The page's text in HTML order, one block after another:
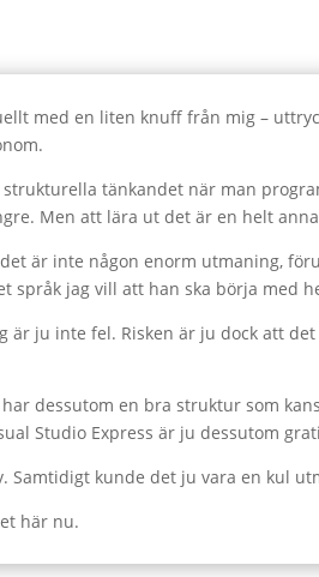
med en liten knuff från mig –
tänkandet när man
Men att lära ut det är en helt
är inte någon enorm utmaning,
språk jag vill att han ska börja med
är ju inte fel. Risken är ju dock att
dessutom en bra struktur som
Studio Express är ju dessutom
Samtidigt kunde det ju vara en kul
här nu.